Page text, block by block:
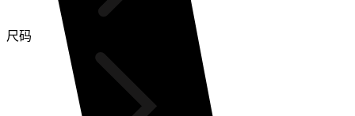
尺码